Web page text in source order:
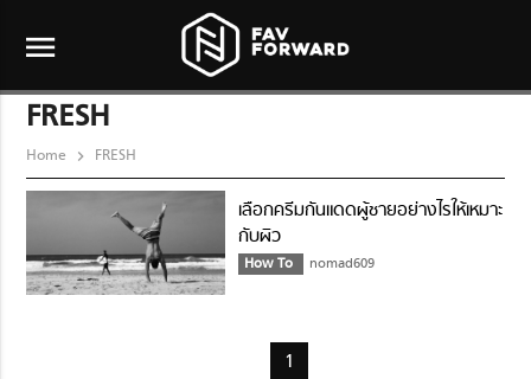
menu
FRESH
Home FRESH
เลือกครีมกันแดดผู้ชายอย่างไรให้เหมาะ
กับผิว
How To nomad609
1